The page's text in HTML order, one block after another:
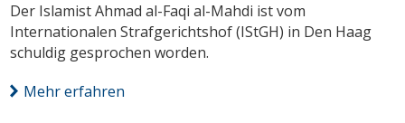
Der Islamist Ahmad al-Faqi al-Mahdi ist vom
Internationalen Strafgerichtshof (IStGH) in Den Haag
schuldig gesprochen worden.
Mehr erfahren